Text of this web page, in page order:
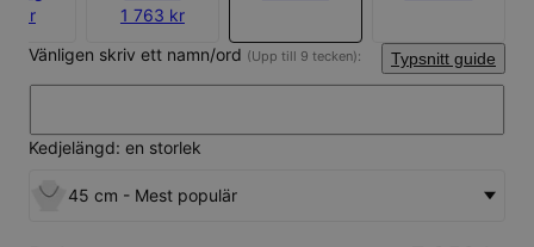
kr
1 763 kr
Vänligen skriv ett namn/ord (Upp till 9 tecken): Typsnitt guide
Kedjelängd: en storlek
45 cm - Mest populär